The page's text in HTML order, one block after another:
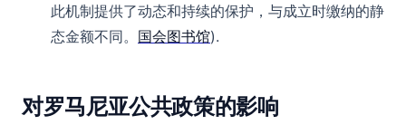
此机制提供了动态和持续的保护，与成立时缴纳的静
态金额不同。 国会图书馆).
对罗马尼亚公共政策的影响